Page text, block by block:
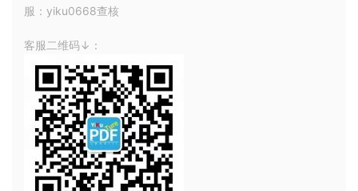
服：yiku0668查核
客服二维码↓：